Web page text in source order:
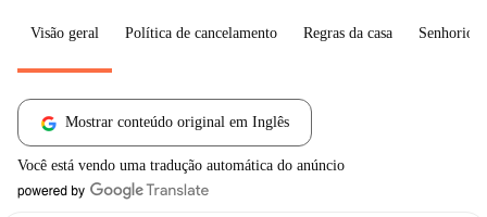
Visão geral Política de cancelamento Regras da casa Senhorio
Mostrar conteúdo original em Inglês
Você está vendo uma tradução automática do anúncio